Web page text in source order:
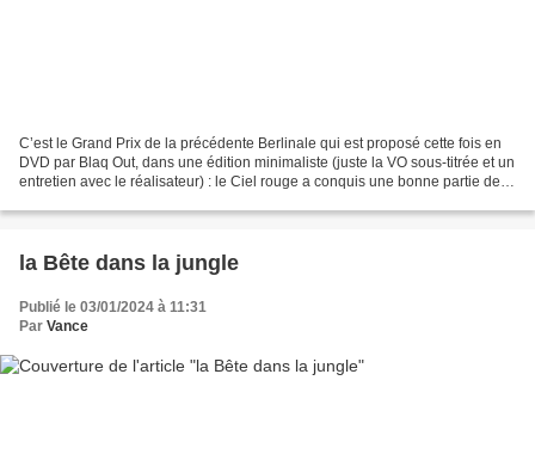
C’est le Grand Prix de la précédente Berlinale qui est proposé cette fois en
DVD par Blaq Out, dans une édition minimaliste (juste la VO sous-titrée et un
entretien avec le réalisateur) : le Ciel rouge a conquis une bonne partie des
la Bête dans la jungle
Publié le 03/01/2024 à 11:31
Par Vance